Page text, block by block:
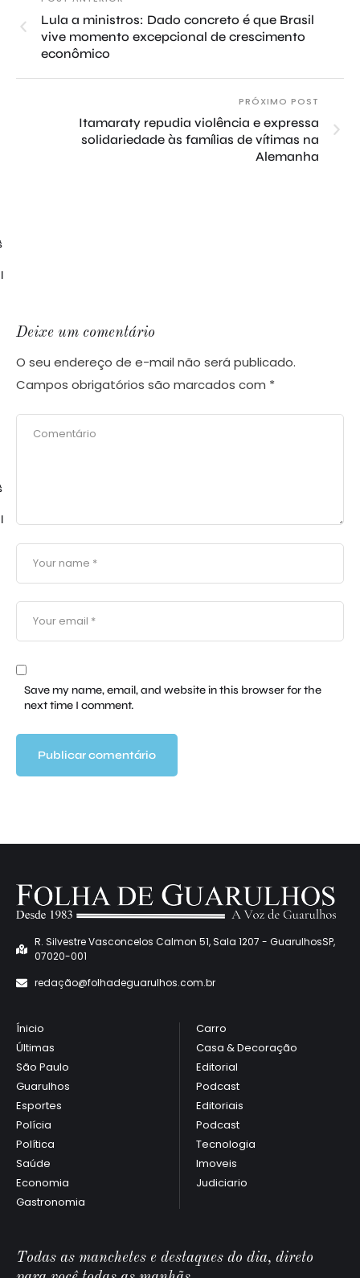
Lula a ministros: Dado concreto é que Brasil
vive momento excepcional de crescimento
econômico
PRÓXIMO POST
Itamaraty repudia violência e expressa
solidariedade às famílias de vítimas na
Alemanha
Deixe um comentário
O seu endereço de e-mail não será publicado.
Campos obrigatórios são marcados com *
Save my name, email, and website in this browser for the
next time I comment.
R. Silvestre Vasconcelos Calmon 51, Sala 1207 - GuarulhosSP,
07020-001
redação@folhadeguarulhos.com.br
Ínicio
Últimas
São Paulo
Guarulhos
Esportes
Polícia
Política
Saúde
Economia
Gastronomia
Carro
Casa & Decoração
Editorial
Podcast
Editoriais
Podcast
Tecnologia
Imoveis
Judiciario
Todas as manchetes e destaques do dia, direto